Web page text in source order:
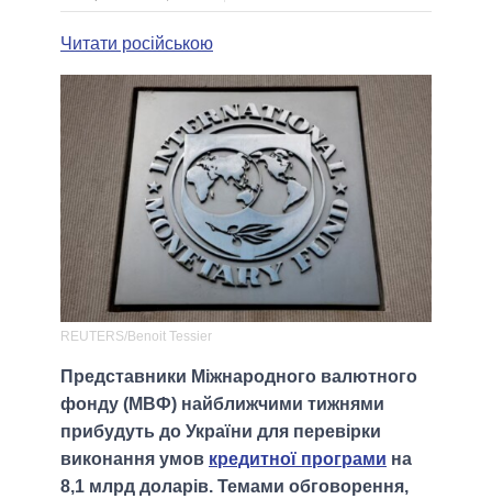
МЕРИ МІСТ
ВСІ ПЕРСОНИ
Читати російською
REUTERS/Benoit Tessier
Представники Міжнародного валютного
фонду (МВФ) найближчими тижнями
прибудуть до України для перевірки
виконання умов кредитної програми на
8,1 млрд доларів. Темами обговорення,